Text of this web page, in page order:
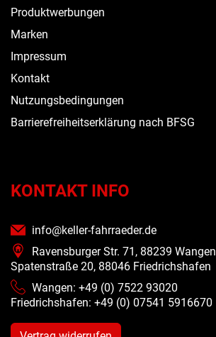
Produktwerbungen
Marken
Impressum
Kontakt
Nutzungsbedingungen
Barrierefreiheitserklärung nach BFSG
KONTAKT INFO
info@keller-fahrraeder.de
Ravensburger Str. 71, 88239 Wangen
Spatenstraße 20, 88046 Friedrichshafen
Wangen: +49 (0) 7522 93020
Friedrichshafen: +49 (0) 07541 5916670